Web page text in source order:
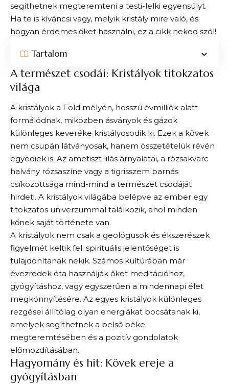
segíthetnek megteremteni a testi-lelki egyensúlyt.
Ha te is kíváncsi vagy, melyik kristály mire való, és
hogyan érdemes őket használni, ez a cikk neked szól!
Tartalom
A természet csodái: Kristályok titokzatos
világa
A kristályok a Föld mélyén, hosszú évmilliók alatt
formálódnak, miközben ásványok és gázok
különleges keveréke kristályosodik ki. Ezek a kövek
nem csupán látványosak, hanem összetételük révén
egyediek is. Az ametiszt lilás árnyalatai, a rózsakvarc
halvány rózsaszíne vagy a tigrisszem barnás
csíkozottsága mind-mind a természet csodáját
hirdeti. A kristályok világába belépve az ember egy
titokzatos univerzummal találkozik, ahol minden
kőnek saját története van.
A kristályok nem csak a geológusok és ékszerészek
figyelmét keltik fel; spirituális jelentőséget is
tulajdonítanak nekik. Számos kultúrában már
évezredek óta használják őket meditációhoz,
gyógyításhoz, vagy egyszerűen a mindennapi élet
megkönnyítésére. Az egyes kristályok különleges
rezgései állítólag olyan energiákat bocsátanak ki,
amelyek segíthetnek a belső béke
megteremtésében és a pozitív gondolatok
előmozdításában.
Hagyomány és hit: Kövek ereje a
gyógyításban